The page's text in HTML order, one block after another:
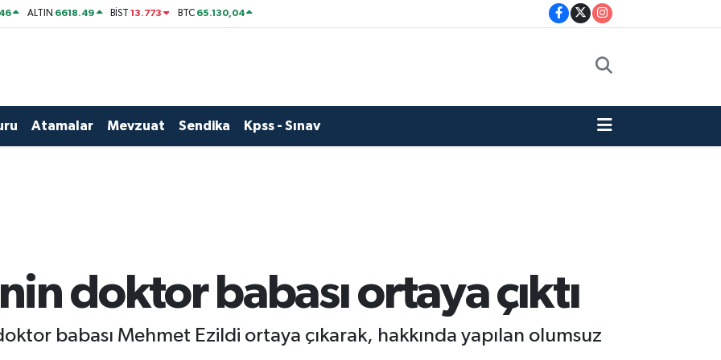
ALTIN 6618.49 BİST13.773 BTC 65.130,04
Atamalar Mevzuat Sendika Kpss - Sınav
doktor babası ortaya çıktı
babası Mehmet Ezildi ortaya çıkarak, hakkında yapılan olumsuz